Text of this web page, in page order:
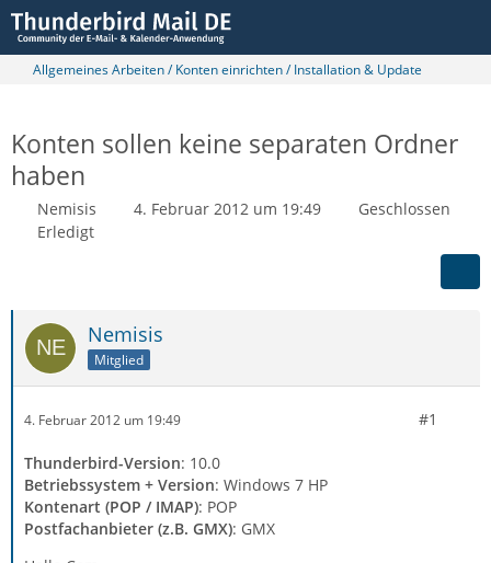
Allgemeines Arbeiten / Konten einrichten / Installation & Update
Konten sollen keine separaten Ordner
haben
Nemisis 4. Februar 2012 um 19:49
Geschlossen
Erledigt
Nemisis
Mitglied
4. Februar 2012 um 19:49 #1
Thunderbird-Version: 10.0
Betriebssystem + Version: Windows 7 HP
Kontenart (POP / IMAP): POP
Postfachanbieter (z.B. GMX): GMX